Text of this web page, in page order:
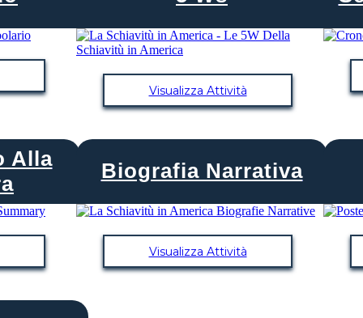
Visualizza Attività
Alla
Biografia Narrativa
Visualizza Attività